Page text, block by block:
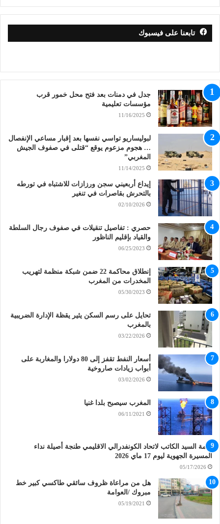
تابعنا على فيسبوك
جدل في دمنات بعد فتح محل خمور قرب
مؤسسات تعليمية
11/16/2025
لبوليساريو تواسي نفسها بعد إقبار مساعي الإنفصال
… هجوم مزعوم يوقع “قتلى في صفوف الجيش
المغربي”
11/14/2025
إيداع أربعيني سجن ورزازات للاشتباه في تورطه
بالتحرش بقاصرات في تنغير
02/10/2026
حصري : تفاصيل تنقيلات في صفوف رجال السلطة
والقياد بإقليم الناظور
06/25/2023
إنطلاق محاكمة 22 ضمن شبكة منظمة لتهريب
المخدرات من المغرب
05/30/2023
تحايل على رسم السكن يثير يقظة الإدارة الضريبية
بالمغرب
03/22/2026
أسعار النفط تقفز إلى 80 دولارا والمغاربة على
أبواب زيادات صاروخية
03/02/2026
المغرب سيصبح بلدا غنيا
06/11/2021
كلمة السيد الكاتب لاتحاد الكونفدرالي الاقليمي طنجة أصيلة نداء
المسيرة الجهوية ليوم 17 ماي 2026
05/17/2026
هل من مراعاة ظروف سائقي طاكسي كبير خط
مبروك /العوامة
05/19/2021